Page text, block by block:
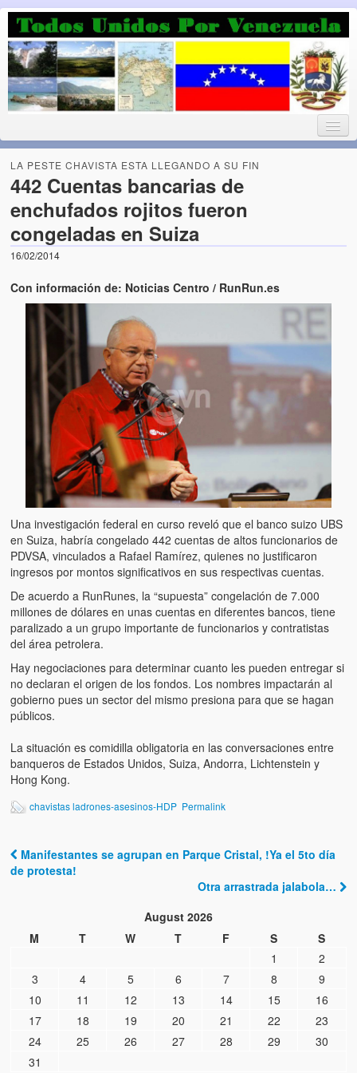
Luchando por la Democracia
Fuera el chavismo, la peor peste que le ha caido a esta tierra
Home
¡Bienvenido!
Blog. (Todos Unidos por Venezuela welcomes you to our Blog)
Acerca de este blog (About this Blog)
Artículos
El Tipo y los Rojos en Los Teques (The Jerk and the Reds in
Teques)
Hablé con Chavistas (I spoke with chavistas)
La burla del Chavez “tan amante de los niños” (The mockery of
Chavez “such a children lover”)
Los niños de las calles de Venezuela (Children of the streets of
Venezuela)
Luis y El Mono… en armas (Luis and El Mono… armed)
Puente Llaguno, Miraflores… ¿y Lina?
Radio Emisoras y canales de televisión clausurados por el
de Chávez hasta el 2009
Victimas del 11 de abril de 2002
Víctimas del régimen dictatorial de Chávez desde que tomó el
Víctimas inocentes de la violencia castrista del 4 de Febrero de
1992
Fotos
Cuentos
Chistes
LA PESTE CHAVISTA ESTA LLEGANDO A SU FIN
442 Cuentas bancarias de
enchufados rojitos fueron
congeladas en Suiza
16/02/2014
Con información de: Noticias Centro / RunRun.es
Una investigación federal en curso reveló que el banco suizo UBS
en Suiza, habría congelado 442 cuentas de altos funcionarios de
PDVSA, vinculados a Rafael Ramírez, quienes no justificaron
ingresos por montos significativos en sus respectivas cuentas.
De acuerdo a RunRunes, la “supuesta” congelación de 7.000
millones de dólares en unas cuentas en diferentes bancos, tiene
paralizado a un grupo importante de funcionarios y contratistas
del área petrolera.
Hay negociaciones para determinar cuanto les pueden entregar si
no declaran el origen de los fondos. Los nombres impactarán al
gobierno pues un sector del mismo presiona para que se hagan
públicos.
La situación es comidilla obligatoria en las conversaciones entre
banqueros de Estados Unidos, Suiza, Andorra, Lichtenstein y
Hong Kong.
chavistas ladrones-asesinos-HDP Permalink
Post navigation
Manifestantes se agrupan en Parque Cristal, !Ya el 5to día
de protesta!
Otra arrastrada jalabola…
August 2026
M
T W T F S
S
1
2
3
4 5 6 7 8
9
10
11 12 13 14 15
16
17
18 19 20 21 22
23
24
25 26 27 28 29
30
31